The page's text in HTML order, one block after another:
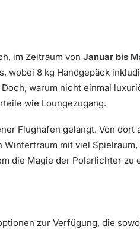
im Zeitraum von Januar bis
wobei 8 kg Handgepäck
warum nicht einmal
wie Loungezugang.
Flughafen gelangt. Von
mit viel
die Magie der Polarlichter zu
zur Verfügung, die